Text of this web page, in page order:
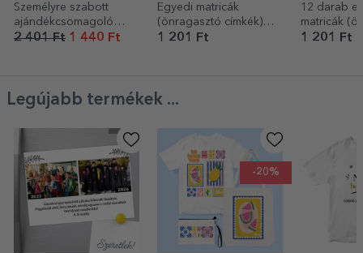
Személyre szabott
ajándékcsomagoló
papír – kék
2 401 Ft 1 440 Ft
Egyedi matricák
(önragasztó címkék)
készlete képekkel és
1 201 Ft
12 darab
matricák
címkék)
1 201 Ft
Legújabb termékek ...
-20%